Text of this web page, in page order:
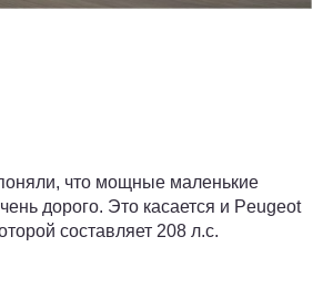
что мощные маленькие
дорого. Это касается и Peugeot
составляет 208 л.с.